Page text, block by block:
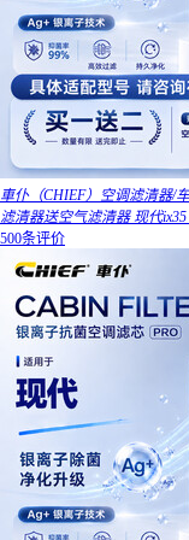
車仆（CHIEF）空调滤清器/
滤清器送空气滤清器 现代ix35
500条评价